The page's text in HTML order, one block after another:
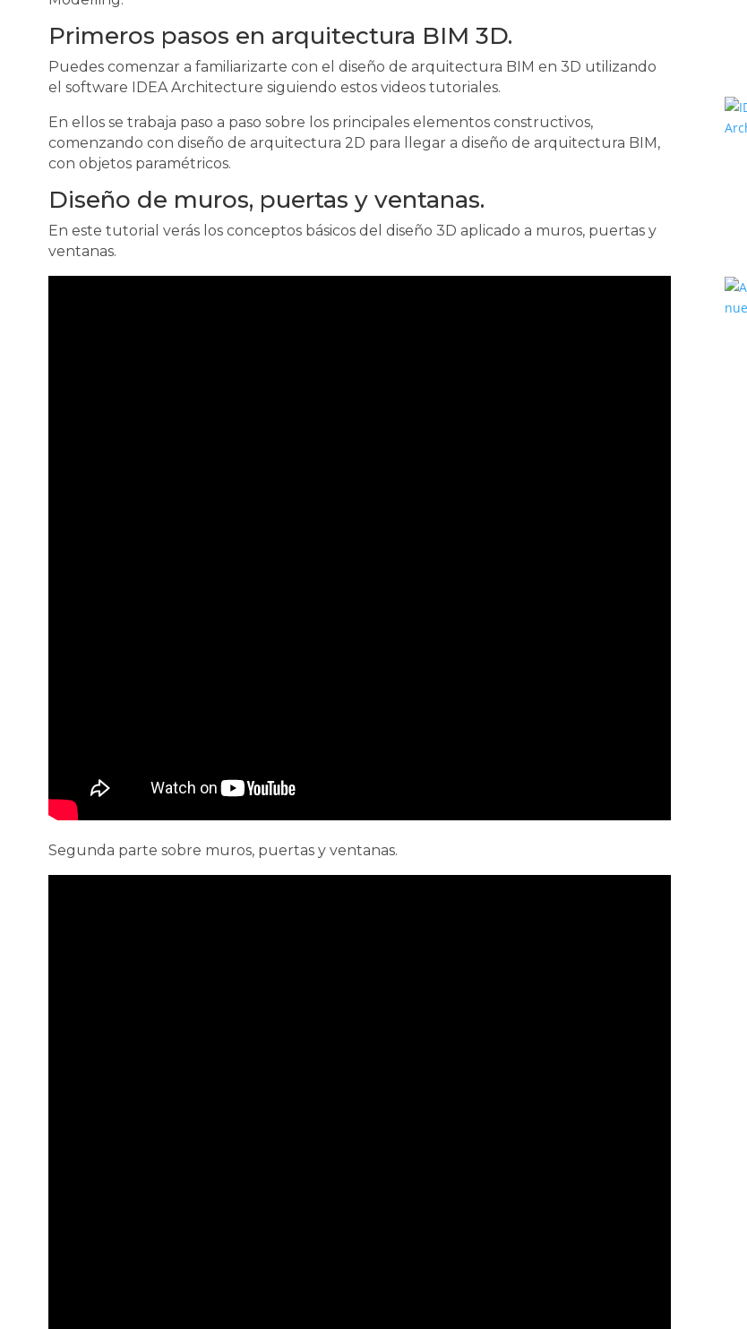
Primeros pasos en arquitectura BIM 3D.
Puedes comenzar a familiarizarte con el diseño de arquitectura BIM en 3D utilizando
el software IDEA Architecture siguiendo estos videos tutoriales.
En ellos se trabaja paso a paso sobre los principales elementos constructivos,
comenzando con diseño de arquitectura 2D para llegar a diseño de arquitectura BIM,
con objetos paramétricos.
Diseño de muros, puertas y ventanas.
En este tutorial verás los conceptos básicos del diseño 3D aplicado a muros, puertas y
ventanas.
Segunda parte sobre muros, puertas y ventanas.